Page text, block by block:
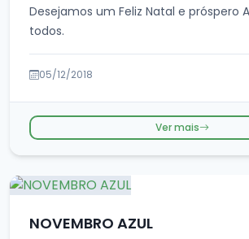
Desejamos um Feliz Natal e próspero
todos.
05/12/2018
Ver mais
NOVEMBRO AZUL